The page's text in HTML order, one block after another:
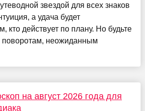
звездой для всех знаков
а удача будет
кто действует по плану. Но будьте
неожиданным
на август 2026 года для